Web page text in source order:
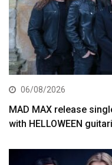
06/08/2026
MAD MAX release
with HELLOWEEN